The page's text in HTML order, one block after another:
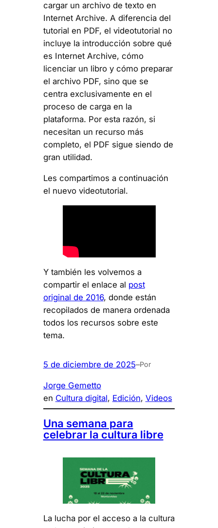
cargar un archivo de texto en
Internet Archive. A diferencia del
tutorial en PDF, el videotutorial no
incluye la introducción sobre qué
es Internet Archive, cómo
licenciar un libro y cómo preparar
el archivo PDF, sino que se
centra exclusivamente en el
proceso de carga en la
plataforma. Por esta razón, si
necesitan un recurso más
completo, el PDF sigue siendo de
gran utilidad.
Les compartimos a continuación
el nuevo videotutorial.
Y también les volvemos a
compartir el enlace al post
original de 2016, donde están
recopilados de manera ordenada
todos los recursos sobre este
tema.
5 de diciembre de 2025–Por
Jorge Gemetto
en Cultura digital, Edición, Videos
Una semana para
celebrar la cultura libre
La lucha por el acceso a la cultura